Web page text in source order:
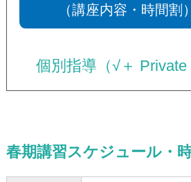
（講座内容・時間割）
個別指導（√＋ Private
春期講習スケジュール・